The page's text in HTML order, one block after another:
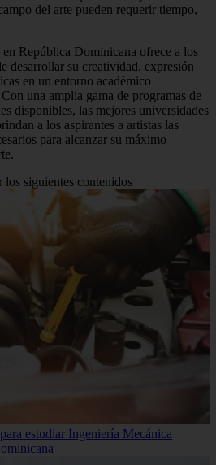
del arte pueden requerir tiempo,
República Dominicana ofrece a los
desarrollar su creatividad, expresión
en un entorno académico
una amplia gama de programas de
disponibles, las mejores universidades
a los aspirantes a artistas las
para alcanzar su máximo
los siguientes contenidos
estudiar Ingeniería Mecánica